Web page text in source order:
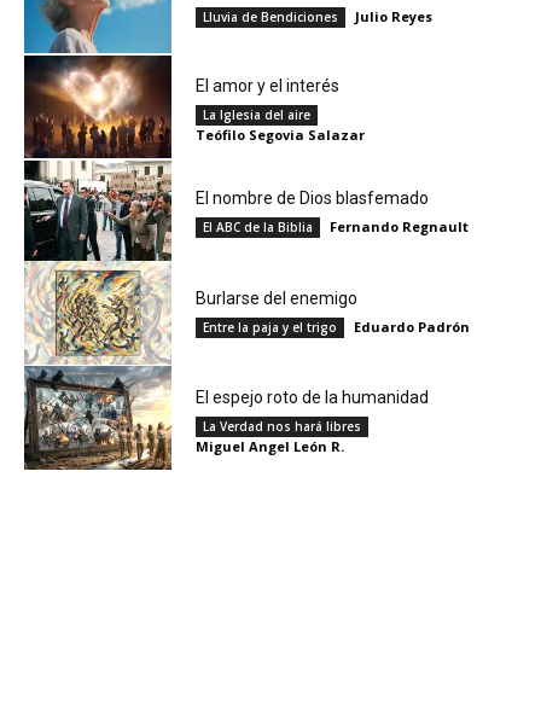
Lluvia de Bendiciones Julio Reyes
El amor y el interés
La Iglesia del aire
Teófilo Segovia Salazar
El nombre de Dios blasfemado
El ABC de la Biblia Fernando Regnault
Burlarse del enemigo
Entre la paja y el trigo Eduardo Padrón
El espejo roto de la humanidad
La Verdad nos hará libres
Miguel Angel León R.